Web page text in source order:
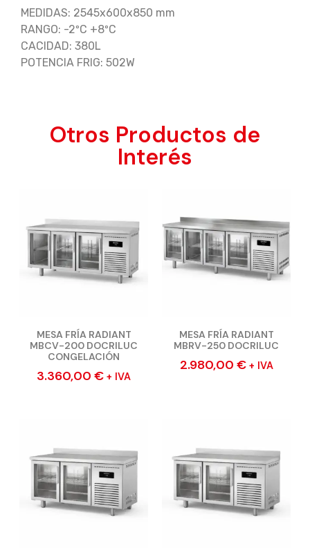
MEDIDAS: 2545x600x850 mm
RANGO: -2ºC +8ºC
CACIDAD: 380L
POTENCIA FRIG: 502W
Otros Productos de
Interés
MESA FRÍA RADIANT
MBCV-200 DOCRILUC
CONGELACIÓN
3.360,00 € + IVA
MESA FRÍA RADIANT
MBRV-250 DOCRILUC
2.980,00 € + IVA